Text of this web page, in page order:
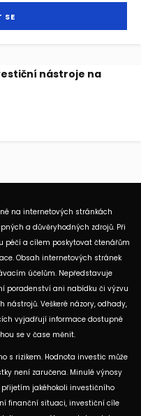
nástroje na
na internetových stránkách
a důvěryhodných zdrojů. Při
péčí a cílem poskytovat čtenářům
Obsah internetových stránek
účelům. Nepředstavuje
poradenství ani nabídku či výzvu
Veškeré názory, odhady,
vyjadřují informace dostupné
se v čase měnit.
s rizikem. Hodnota investic může
není zaručena. Minulé výnosy
jakéhokoli investičního
finanční situaci, investiční cíle